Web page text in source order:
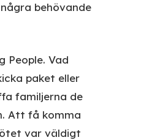
behövande
Vad
paket eller
familjerna de
Att få komma
var väldigt